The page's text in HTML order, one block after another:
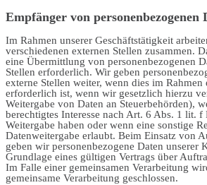
Empfänger von personenbezogenen
Im Rahmen unserer Geschäftstätigkeit
verschiedenen externen Stellen zusammen.
eine Übermittlung von personenbezogenen
Stellen erforderlich. Wir geben
externe Stellen weiter, wenn dies im
erforderlich ist, wenn wir gesetzlich hierzu
Weitergabe von Daten an Steuerbehörden),
berechtigtes Interesse nach Art. 6 Abs. 1 lit. f
Weitergabe haben oder wenn eine sonstige
Datenweitergabe erlaubt. Beim Einsatz von
geben wir personenbezogene Daten unserer
Grundlage eines gültigen Vertrags über
Im Falle einer gemeinsamen Verarbeitung
gemeinsame Verarbeitung geschlossen.